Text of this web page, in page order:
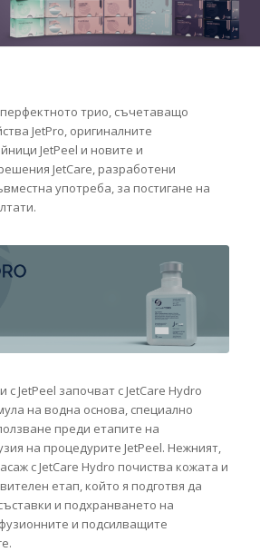
перфектното трио, съчетаващо
JetPro, оригиналните
JetPeel и новите и
JetCare, разработени
употреба, за постигане на
JetPeel започват с JetCare Hydro
на водна основа, специално
преди етапите на
на процедурите JetPeel. Нежният,
с JetCare Hydro почиства кожата и
етап, който я подготвя да
и подхранването на
и подсилващите